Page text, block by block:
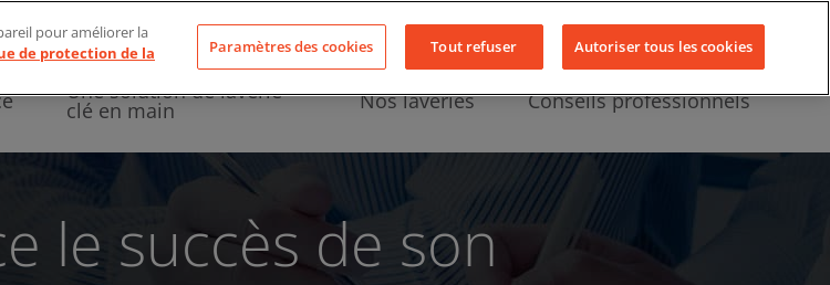
À propos de nous Nous contacter Actualités LinkedInYouTubeFacebook
Une solution de laverie
clé en main Nos laveries Conseils professionnels
le succès de son
pour améliorer la
de protection de la
Paramètres des cookies Tout refuser Autoriser tous les cookies